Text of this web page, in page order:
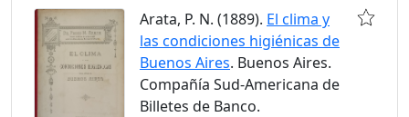
Arata, P. N. (1889). El clima y
las condiciones higiénicas de
Buenos Aires. Buenos Aires.
Compañía Sud-Americana de
Billetes de Banco.